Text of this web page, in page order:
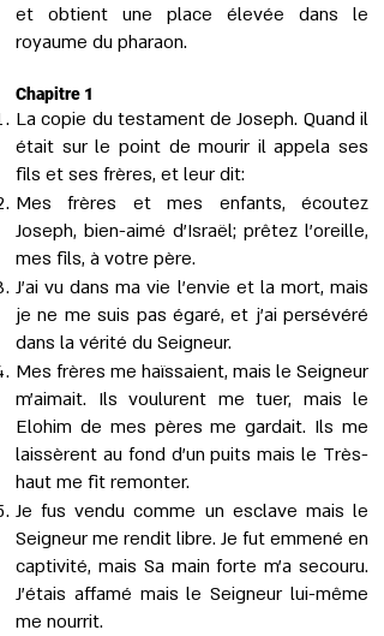
et obtient une place élevée dans le
royaume du pharaon.
Chapitre 1
La copie du testament de Joseph. Quand il
était sur le point de mourir il appela ses
fils et ses frères, et leur dit:
Mes frères et mes enfants, écoutez
Joseph, bien-aimé d’Israël; prêtez l’oreille,
mes fils, à votre père.
J’ai vu dans ma vie l’envie et la mort, mais
je ne me suis pas égaré, et j’ai persévéré
dans la vérité du Seigneur.
Mes frères me haïssaient, mais le Seigneur
m’aimait. Ils voulurent me tuer, mais le
Elohim de mes pères me gardait. Ils me
laissèrent au fond d’un puits mais le Très-
haut me fit remonter.
Je fus vendu comme un esclave mais le
Seigneur me rendit libre. Je fut emmené en
captivité, mais Sa main forte m’a secouru.
J'étais affamé mais le Seigneur lui-même
me nourrit.